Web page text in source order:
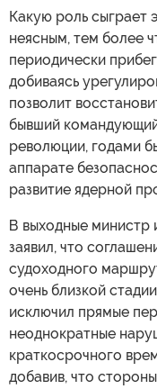
Какую роль сыграет
неясным, тем более
периодически
добиваясь
позволит
бывший
революции, годами
аппарате
развитие ядерной
В выходные министр
заявил, что
судоходного
очень близкой
исключил прямые
неоднократные
краткосрочного
добавив, что